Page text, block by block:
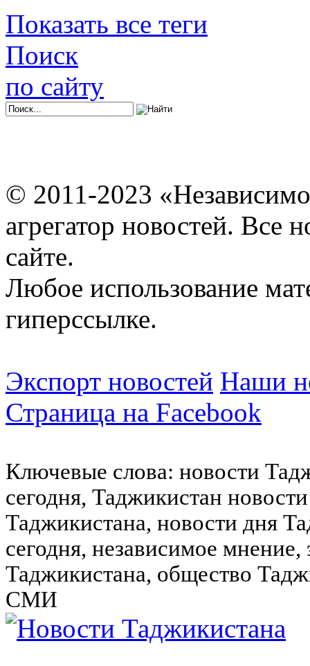
Показать все теги
Поиск
по сайту
© 2011-2023
агрегатор новостей. Все
сайте.
Любое использование
гиперссылке.
Экспорт новостей Наши
Страница на Facebook
Ключевые слова: новости
сегодня, Таджикистан
Таджикистана, новости дня
сегодня, независимое
Таджикистана, общество
СМИ